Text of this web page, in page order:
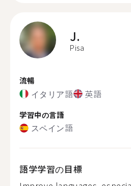
J.
Pisa
流暢
イタリア語 英語
学習中の言語
スペイン語
語学学習の目標